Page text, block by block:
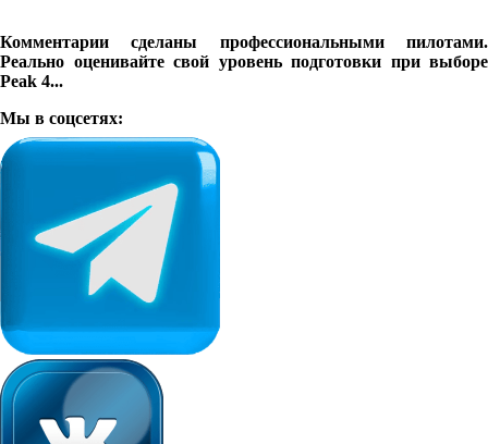
Комментарии сделаны профессиональными пилотами.
Реально оценивайте свой уровень подготовки при выборе
Peak 4...
Мы в соцсетях: